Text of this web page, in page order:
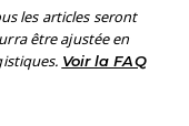
les articles seront
être ajustée en
Voir la FAQ